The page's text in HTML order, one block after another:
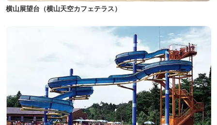
横山展望台（横山天空カフェテラス）